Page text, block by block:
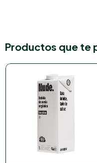
Productos que te